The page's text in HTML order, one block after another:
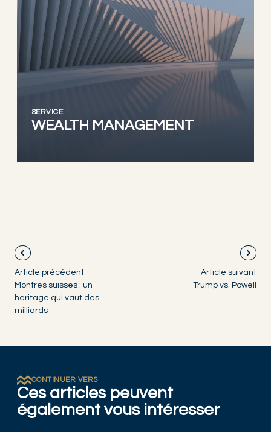
SERVICE
WEALTH MANAGEMENT
Article précédent
Montres suisses : un
héritage qui vaut des
milliards
Article suivant
Trump vs. Powell
CONTINUER VERS
Ces articles peuvent
également vous intéresser